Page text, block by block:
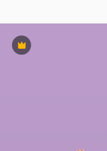
Premium